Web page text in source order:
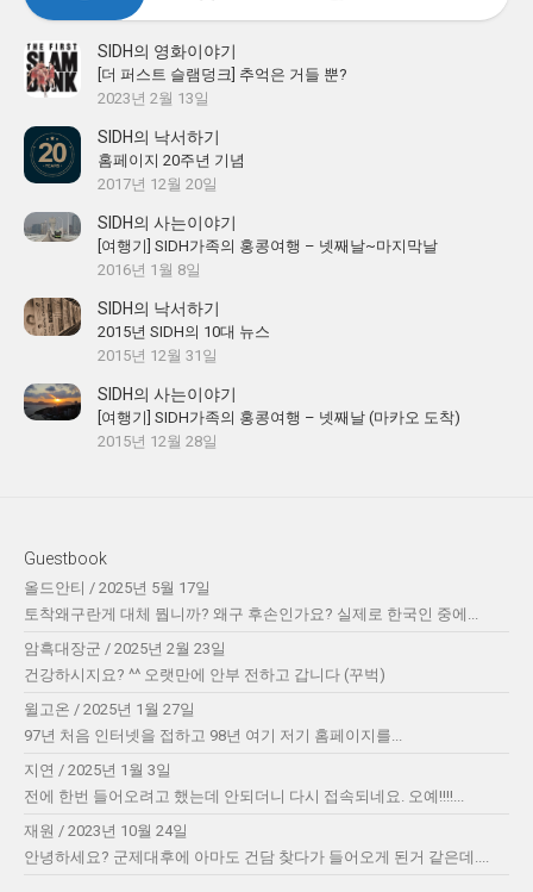
SIDH의 영화이야기
[더 퍼스트 슬램덩크] 추억은 거들 뿐?
2023년 2월 13일
SIDH의 낙서하기
홈페이지 20주년 기념
2017년 12월 20일
SIDH의 사는이야기
[여행기] SIDH가족의 홍콩여행 – 넷째날~마지막날
2016년 1월 8일
SIDH의 낙서하기
2015년 SIDH의 10대 뉴스
2015년 12월 31일
SIDH의 사는이야기
[여행기] SIDH가족의 홍콩여행 – 넷째날 (마카오 도착)
2015년 12월 28일
Guestbook
올드안티 / 2025년 5월 17일
토착왜구란게 대체 뭡니까? 왜구 후손인가요? 실제로 한국인 중에...
암흑대장군 / 2025년 2월 23일
건강하시지요? ^^ 오랫만에 안부 전하고 갑니다 (꾸벅)
윌고온 / 2025년 1월 27일
97년 처음 인터넷을 접하고 98년 여기 저기 홈페이지를...
지연 / 2025년 1월 3일
전에 한번 들어오려고 했는데 안되더니 다시 접속되네요. 오예!!!!...
재원 / 2023년 10월 24일
안녕하세요? 군제대후에 아마도 건담 찾다가 들어오게 된거 같은데....